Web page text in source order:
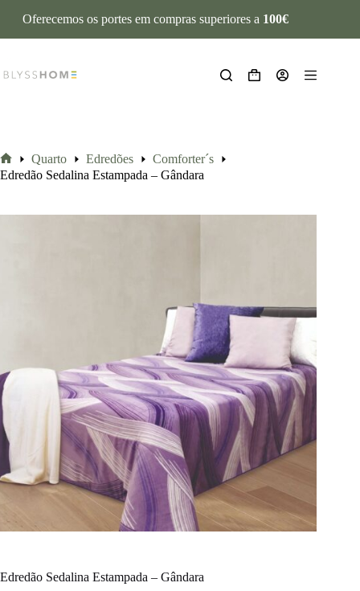
Oferecemos os portes em compras superiores a 100€
Quarto Edredões
Comforter´s
Edredão Sedalina Estampada – Gândara
Edredão Sedalina Estampada – Gândara